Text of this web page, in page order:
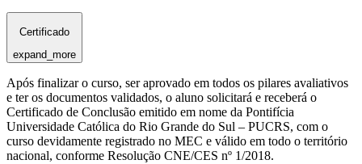
Certificado
expand_more
Após finalizar o curso, ser aprovado em todos os pilares avaliativos
e ter os documentos validados, o aluno solicitará e receberá o
Certificado de Conclusão emitido em nome da Pontifícia
Universidade Católica do Rio Grande do Sul – PUCRS, com o
curso devidamente registrado no MEC e válido em todo o território
nacional, conforme Resolução CNE/CES nº 1/2018.